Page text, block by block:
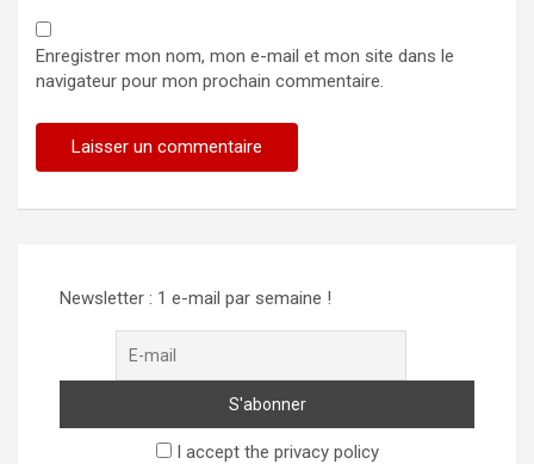
Enregistrer mon nom, mon e-mail et mon site dans le
navigateur pour mon prochain commentaire.
Newsletter : 1 e-mail par semaine !
I accept the privacy policy